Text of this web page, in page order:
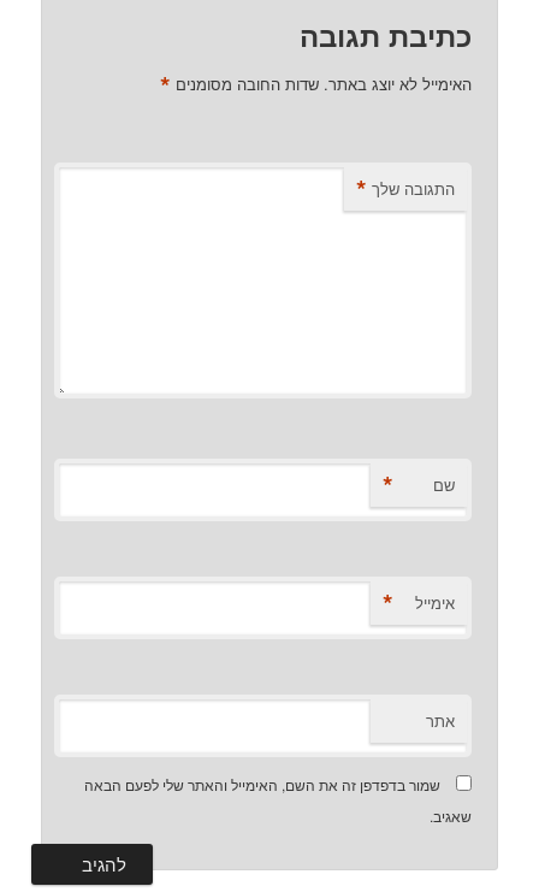
כתיבת תגובה
האימייל לא יוצג באתר. שדות החובה מסומנים *
התגובה שלך *
שם *
אימייל *
אתר
שמור בדפדפן זה את השם, האימייל והאתר שלי לפעם הבאה
שאגיב.